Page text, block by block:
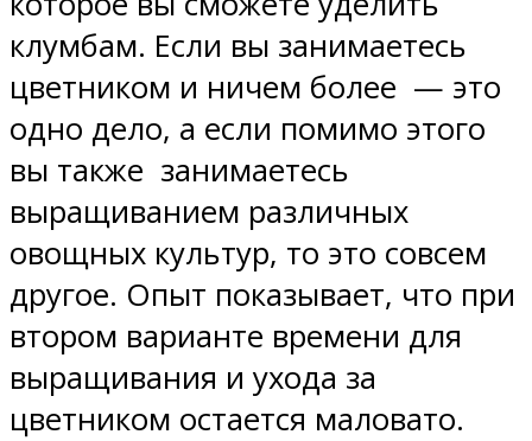
клумбам. Если вы занимаетесь
цветником и ничем более — это
одно дело, а если помимо этого
вы также занимаетесь
выращиванием различных
овощных культур, то это совсем
другое. Опыт показывает, что при
втором варианте времени для
выращивания и ухода за
цветником остается маловато.